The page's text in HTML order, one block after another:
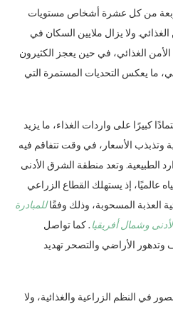
فيما واجه أربعة من كل عشرة أشخاص مستويات
ولا يزال ملايين السكان في
الغذائي، في حين يعجز الكثيرون
ما يعكس التحديات المستمرة التي
كبيرًا على واردات الغذاء، ما يزيد
وتذبذب الأسعار، في وقت تتفاقم فيه
الطبيعية. وتعد منطقة الشرق الأدنى
عالميًا، إذ يستهلك القطاع الزراعي
للمبادرة
وشمال أفريقيا.كما تواصل
وتدهور الأراضي والتصحر تهديد
في النظم الزراعية والغذائية، ولا